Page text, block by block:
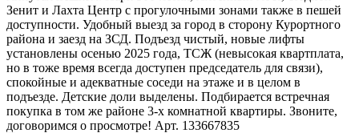
Зенит и Лахта Центр с прогулочными зонами также в пешей
доступности. Удобный выезд за город в сторону Курортного
района и заезд на ЗСД. Подъезд чистый, новые лифты
установлены осенью 2025 года, ТСЖ (невысокая квартплата,
но в тоже время всегда доступен председатель для связи),
спокойные и адекватные соседи на этаже и в целом в
подъезде. Детские доли выделены. Подбирается встречная
покупка в том же районе 3-х комнатной квартиры. Звоните,
договоримся о просмотре! Арт. 133667835